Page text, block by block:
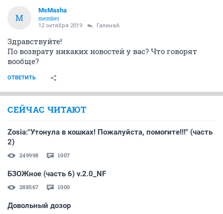
M
MsMasha
member
12 октября 2019 ГалинаА
Здравствуйте!
По возврату никаких новостей у вас? Что говорят
вообще?
ОТВЕТИТЬ
СЕЙЧАС ЧИТАЮТ
Zosia:"Утонула в кошках! Пожалуйста, помогите!!!" (часть
2)
249998 1007
БЗОЖное (часть 6) v.2.0_NF
288567 1000
Довольный дозор